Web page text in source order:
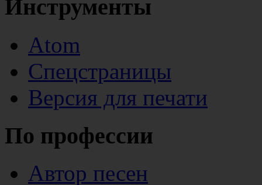
Инструменты
Atom
Спецстраницы
Версия для печати
По профессии
Автор песен